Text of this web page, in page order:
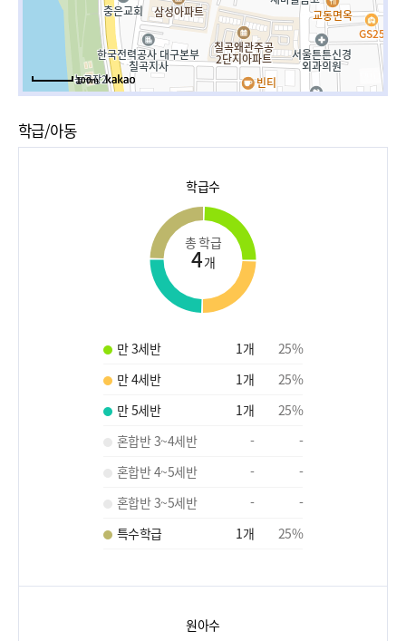
100m
학급/아동
학급수
총 학급
4개
만 3세반 1개 25%
만 4세반
1개 25%
만 5세반
1개 25%
혼합반 3~4세반
-
-
혼합반 4~5세반
-
-
혼합반 3~5세반
-
-
특수학급
1개 25%
원아수